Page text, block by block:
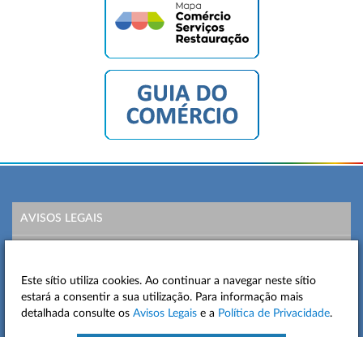
AVISOS LEGAIS
MAPA DO SITE
CONTACTOS
Este sítio utiliza cookies. Ao continuar a navegar neste sítio
estará a consentir a sua utilização. Para informação mais
detalhada consulte os Avisos Legais e a Política de Privacidade.